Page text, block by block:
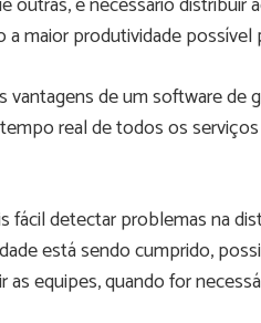
maior produtividade possível
vantagens de um software
real de todos os
fácil detectar problemas na
está sendo cumprido,
as equipes, quando for